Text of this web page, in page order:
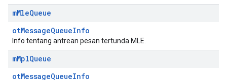
mMleQueue
otMessageQueueInfo
Info tentang antrean pesan tertunda MLE.
mMplQueue
otMessageQueueInfo